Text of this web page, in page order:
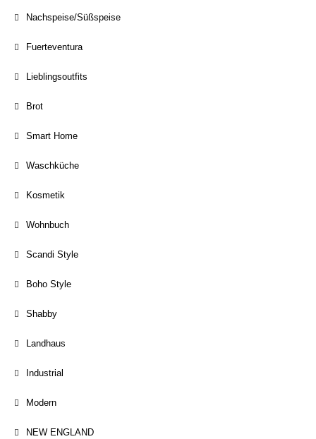
Nachspeise/Süßspeise
Fuerteventura
Lieblingsoutfits
Brot
Smart Home
Waschküche
Kosmetik
Wohnbuch
Scandi Style
Boho Style
Shabby
Landhaus
Industrial
Modern
NEW ENGLAND